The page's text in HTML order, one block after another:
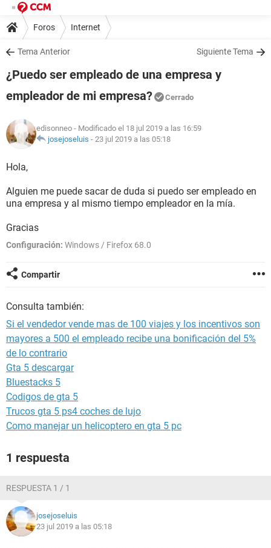
Foros Internet
Tema Anterior Siguiente Tema
¿Puedo ser empleado de una empresa y
empleador de mi empresa?
Cerrado
edisonneo - Modificado el 18 jul 2019 a las 16:59
josejoseluis - 23 jul 2019 a las 05:18
Hola,
Alguien me puede sacar de duda si puedo ser empleado en
una empresa y al mismo tiempo empleador en la mía.
Gracias
Configuración: Windows / Firefox 68.0
Compartir
Consulta también:
Si el vendedor vende mas de 100 viajes y los incentivos son
mayores a 500 el empleado recibe una bonificación del 5%
de lo contrario
Gta 5 descargar
Bluestacks 5
Codigos de gta 5
Trucos gta 5 ps4 coches de lujo
Como manejar un helicoptero en gta 5 pc
1 respuesta
RESPUESTA 1 / 1
josejoseluis
23 jul 2019 a las 05:18